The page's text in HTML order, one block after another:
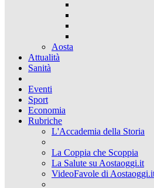
Aosta
Attualità
Sanità
Eventi
Sport
Economia
Rubriche
L'Accademia della Storia
La Coppia che Scoppia
La Salute su Aostaoggi.it
VideoFavole di